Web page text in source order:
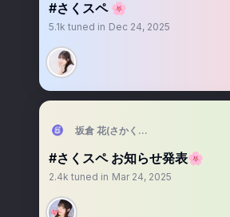
#さくスペ 🌸
5.1k tuned in Dec 24, 2025
坂倉 花(さかくら さくら)
#さくスペ お知らせ発表🌸
2.4k tuned in Mar 24, 2025